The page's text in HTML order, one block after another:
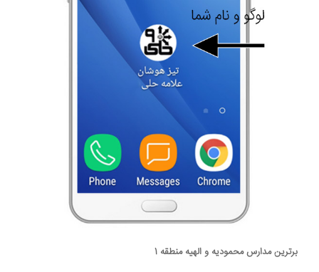
برترین مدارس محمودیه و الهیه منطقه 1